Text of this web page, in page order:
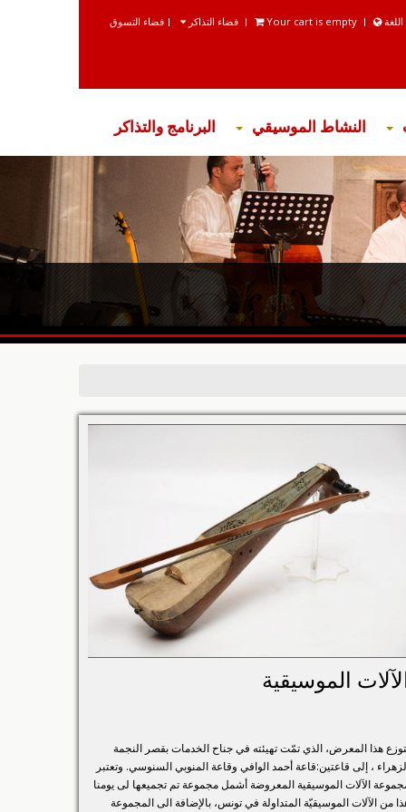
فضاء التذاكر فضاء التسوق Your cart is empty اللغة
النشاط الموسيقي البرنامج والتذاكر
الموسيقية
هذا المعرض، الذي تمّت تهيئته في جناح الخدمات بقصر النجمة
، إلى قاعتين:قاعة أحمد الوافي وقاعة المنوبي السنوسي. وتعتبر
الآلات الموسيقية المعروضة أشمل مجموعة تم تجميعها لى يومنا
من الآلات الموسيقيّة المتداولة في تونس، بالإضافة الى المجموعة